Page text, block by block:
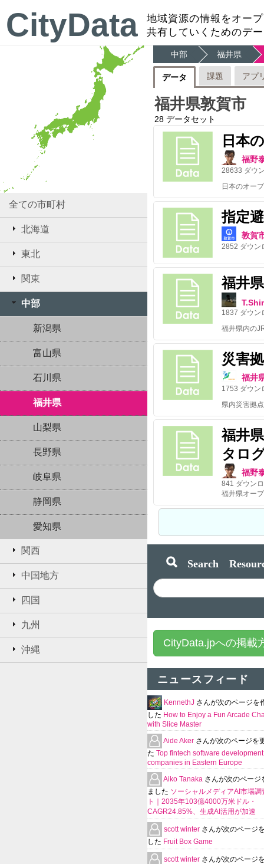
CityData
地域資源の情報をオー
共有していくためのデ
全ての市町村
北海道
東北
関東
中部
新潟県
富山県
石川県
福井県
山梨県
長野県
岐阜県
静岡県
愛知県
関西
中国地方
四国
九州
沖縄
中部 福井県
データ 課題 アプ
福井県敦賀市
28 データセット
日本
福野
28633 ダウ
指定
敦賀
2852 ダウン
福井
1837 ダウン
災害
福井
1753 ダウン
県内災害拠
福井
タロ
福野
841 ダウン
Search
CityData.jpへの掲載
ニュースフィード
KennethJ さんが次のページを
した How to Enjoy a Fun Arcade
with Slice Master
Aide Aker さんが次のページを
た Top fintech software development
companies in Eastern Europe
Aiko Tanaka さんが次のページ
ました ソーシャルメディアAI市場調
ト｜2035年103億4000万米ドル・
CAGR24.85%、生成AI活用が加速
scott winter さんが次のページ
した Fruit Box Game
scott winter さんが次のページ